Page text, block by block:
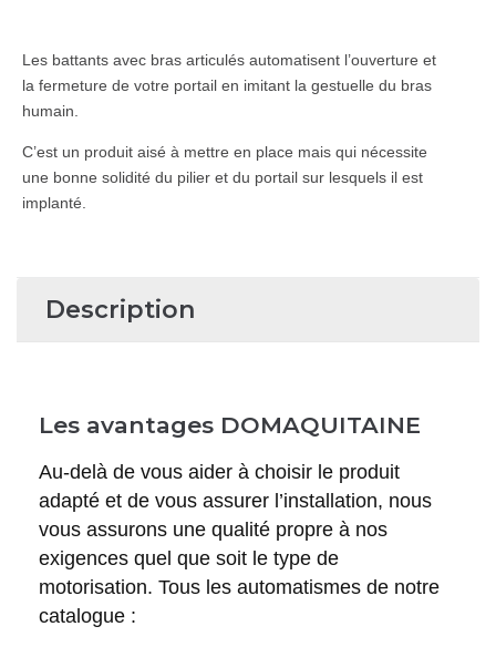
Les battants avec bras articulés automatisent l’ouverture et
la fermeture de votre portail en imitant la gestuelle du bras
humain.
C’est un produit aisé à mettre en place mais qui nécessite
une bonne solidité du pilier et du portail sur lesquels il est
implanté.
Description
Les avantages DOMAQUITAINE
Au-delà de vous aider à choisir le produit
adapté et de vous assurer l’installation, nous
vous assurons une qualité propre à nos
exigences quel que soit le type de
motorisation. Tous les automatismes de notre
catalogue :